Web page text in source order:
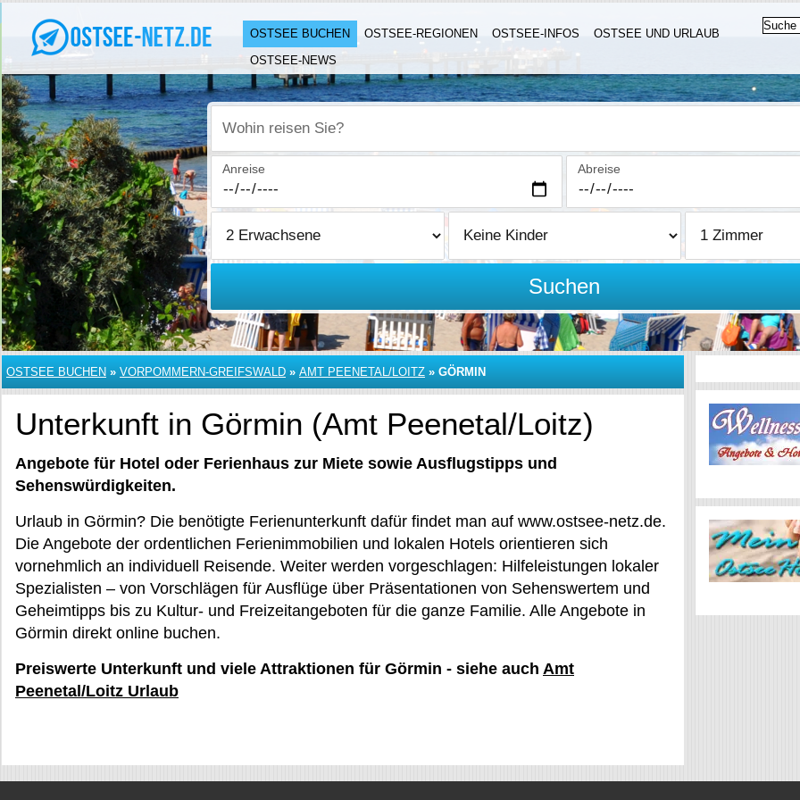
OSTSEE BUCHEN OSTSEE-REGIONEN OSTSEE-INFOS
OSTSEE UND URLAUB
OSTSEE-NEWS
Wohin reisen Sie?
Anreise Abreise
Suchen
OSTSEE BUCHEN » VORPOMMERN-GREIFSWALD » AMT PEENETAL/LOITZ » GÖRMIN
Unterkunft in Görmin (Amt Peenetal/Loitz)
Angebote für Hotel oder Ferienhaus zur Miete sowie Ausflugstipps und
Sehenswürdigkeiten.
Urlaub in Görmin? Die benötigte Ferienunterkunft dafür findet man auf www.ostsee-netz.de.
Die Angebote der ordentlichen Ferienimmobilien und lokalen Hotels orientieren sich
vornehmlich an individuell Reisende. Weiter werden vorgeschlagen: Hilfeleistungen lokaler
Spezialisten – von Vorschlägen für Ausflüge über Präsentationen von Sehenswertem und
Geheimtipps bis zu Kultur- und Freizeitangeboten für die ganze Familie. Alle Angebote in
Görmin direkt online buchen.
Preiswerte Unterkunft und viele Attraktionen für Görmin - siehe auch Amt
Peenetal/Loitz Urlaub